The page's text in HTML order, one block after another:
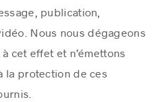
publication,
Nous nous dégageons
cet effet et n’émettons
la protection de ces